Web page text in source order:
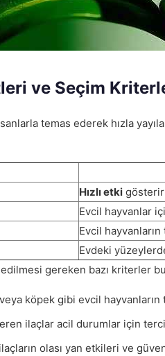
ve Seçim
temas ederek hızla
Hızlı etki
Evcil hayvanlar
Evcil
Evdeki
gereken bazı kriterler
köpek gibi evcil
ilaçlar acil durumlar için
olası yan etkileri ve